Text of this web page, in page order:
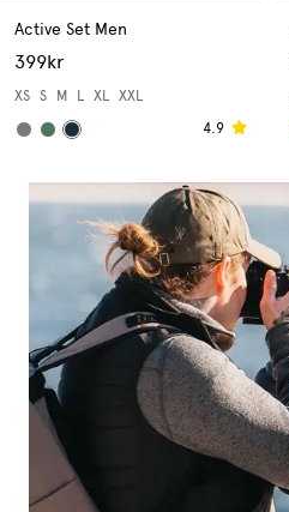
Active Set Men
399kr
XS S M L XL
XXL
4.9